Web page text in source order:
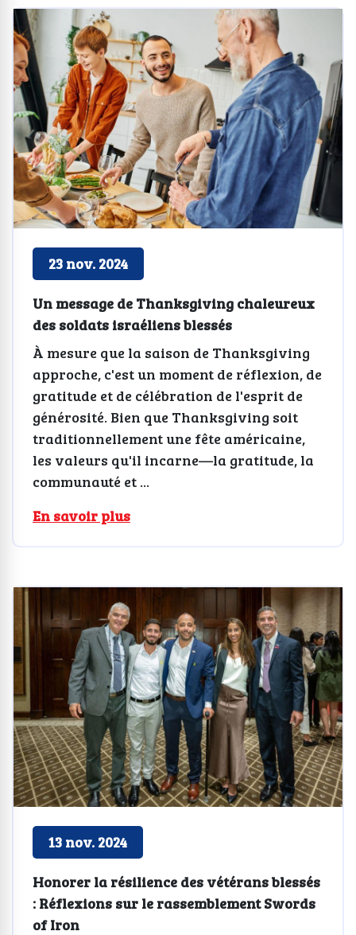
23 nov. 2024
Un message de Thanksgiving chaleureux
des soldats israéliens blessés
À mesure que la saison de Thanksgiving
approche, c'est un moment de réflexion, de
gratitude et de célébration de l'esprit de
générosité. Bien que Thanksgiving soit
traditionnellement une fête américaine,
les valeurs qu'il incarne—la gratitude, la
communauté et ...
En savoir plus
13 nov. 2024
Honorer la résilience des vétérans blessés
: Réflexions sur le rassemblement Swords
of Iron